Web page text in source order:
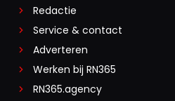
Redactie
Service & contact
Adverteren
Werken bij RN365
RN365.agency